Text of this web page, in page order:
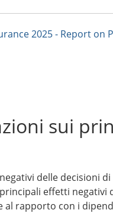
2025 - Report on
sui
delle decisioni
effetti
rapporto con i